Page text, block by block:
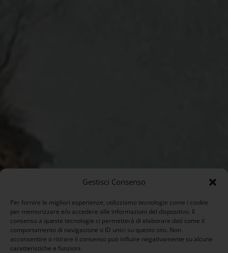
Gestisci Consenso
Per fornire le migliori esperienze, utilizziamo tecnologie come i cookie
per memorizzare e/o accedere alle informazioni del dispositivo. Il
consenso a queste tecnologie ci permetterà di elaborare dati come il
comportamento di navigazione o ID unici su questo sito. Non
acconsentire o ritirare il consenso può influire negativamente su alcune
caratteristiche e funzioni.